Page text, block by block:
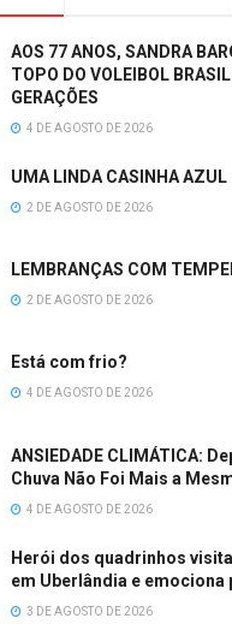
AOS 77 ANOS, SANDRA
TOPO DO VOLEIBOL
GERAÇÕES
4 DE AGOSTO DE 2026
UMA LINDA CASINHA AZUL
2 DE AGOSTO DE 2026
LEMBRANÇAS COM
2 DE AGOSTO DE 2026
Está com frio?
4 DE AGOSTO DE 2026
ANSIEDADE CLIMÁTICA:
Chuva Não Foi Mais a
4 DE AGOSTO DE 2026
Herói dos quadrinhos
em Uberlândia e emociona
3 DE AGOSTO DE 2026